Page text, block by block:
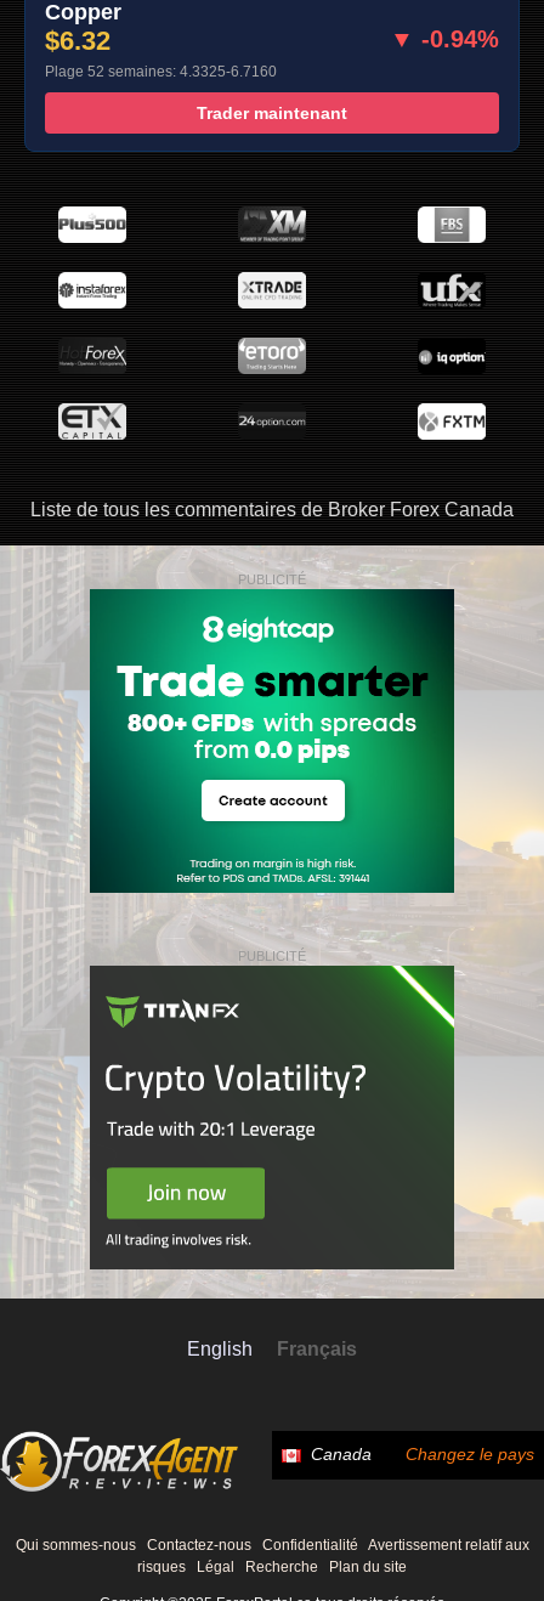
Copper
$6.32 ▼ -0.94%
Plage 52 semaines: 4.3325-6.7160
Trader maintenant
Liste de tous les commentaires de Broker Forex Canada
PUBLICITÉ
PUBLICITÉ
English Français
Canada Changez le pays
Qui sommes-nous Contactez-nous Confidentialité
Avertissement relatif aux
risques
Légal Recherche Plan du site